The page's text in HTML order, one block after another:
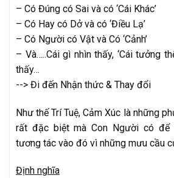
– Có Đúng có Sai và có ‘Cái Khác’
– Có Hay có Dở và có ‘Điều Lạ’
– Có Người có Vật và Có ‘Cảnh’
– Và…..Cái gì nhìn thấy, ‘Cái tưởng
thấy…
--> Đi đến Nhận thức & Thay đổi
Như thế Trí Tuệ, Cảm Xúc là những
rất đặc biệt mà Con Người có để
tương tác vào đó vì những mưu cầu
Định nghĩa